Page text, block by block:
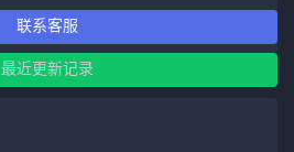
联系客服
最近更新记录